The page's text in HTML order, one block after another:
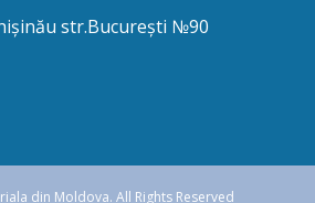
str.București №90
din Moldova. All Rights Reserved